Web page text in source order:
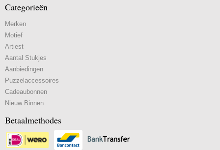
Categorieën
Merken
Motief
Artiest
Aantal Stukjes
Aanbiedingen
Puzzelaccessoires
Cadeaubonnen
Nieuw Binnen
Betaalmethodes